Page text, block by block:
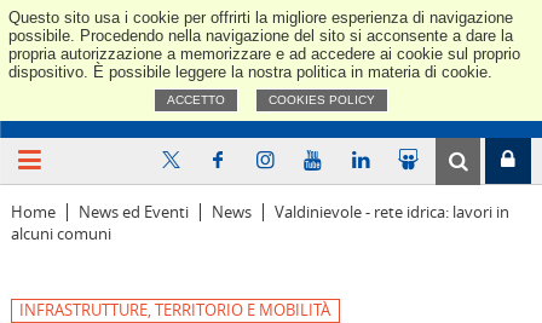
Questo sito usa i cookie per offrirti la migliore esperienza di navigazione
possibile. Procedendo nella navigazione del sito si acconsente a dare la
propria autorizzazione a memorizzare e ad accedere ai cookie sul proprio
dispositivo. È possibile leggere la nostra politica in materia di cookie.
ACCETTO COOKIES POLICY
Home News ed Eventi News
Valdinievole - rete idrica: lavori in
alcuni comuni
INFRASTRUTTURE, TERRITORIO E MOBILITÀ